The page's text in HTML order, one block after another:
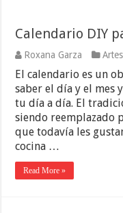
Calendario DIY
Roxana Garza
El calendario es un
saber el día y el
tu día a día. El
siendo reemplazado
que todavía les
cocina …
Read More »